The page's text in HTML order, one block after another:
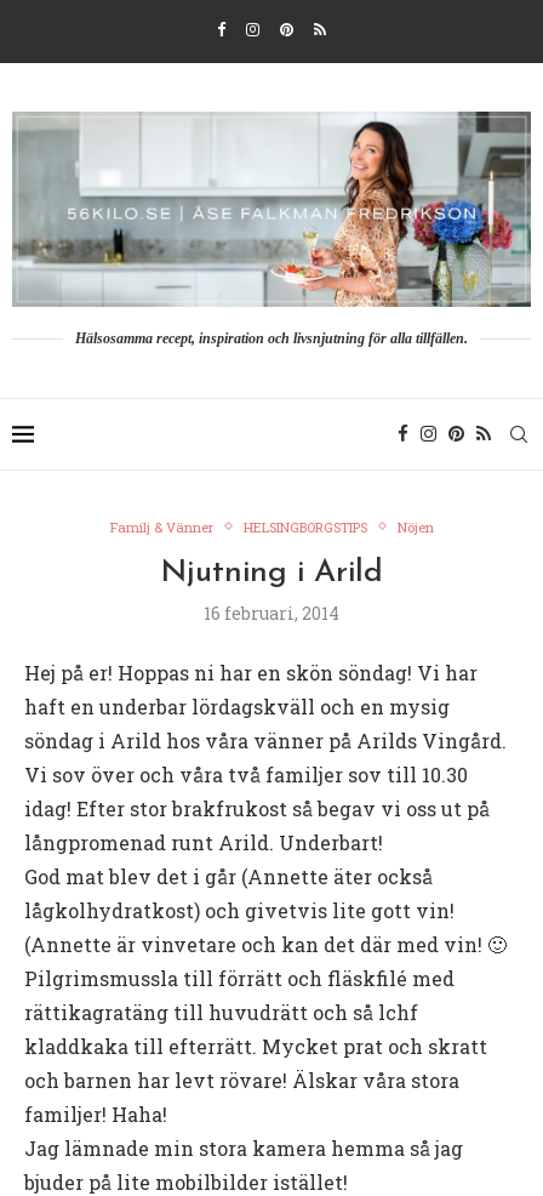
Hälsosamma recept, inspiration och livsnjutning för alla tillfällen.
Familj & Vänner HELSINGBORGSTIPS Nöjen
Njutning i Arild
16 februari, 2014
Hej på er! Hoppas ni har en skön söndag! Vi har
haft en underbar lördagskväll och en mysig
söndag i Arild hos våra vänner på Arilds Vingård.
Vi sov över och våra två familjer sov till 10.30
idag! Efter stor brakfrukost så begav vi oss ut på
långpromenad runt Arild. Underbart!
God mat blev det i går (Annette äter också
lågkolhydratkost) och givetvis lite gott vin!
(Annette är vinvetare och kan det där med vin! 🙂
Pilgrimsmussla till förrätt och fläskfilé med
rättikagratäng till huvudrätt och så lchf
kladdkaka till efterrätt. Mycket prat och skratt
och barnen har levt rövare! Älskar våra stora
familjer! Haha!
Jag lämnade min stora kamera hemma så jag
bjuder på lite mobilbilder istället!